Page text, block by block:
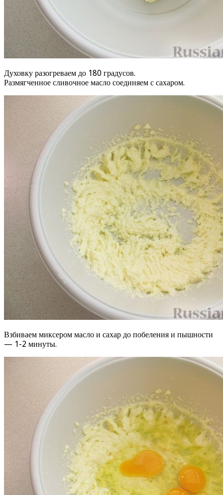
Духовку разогреваем до 180 градусов.
Размягченное сливочное масло соединяем с сахаром.
Взбиваем миксером масло и сахар до побеления и пышности
— 1-2 минуты.